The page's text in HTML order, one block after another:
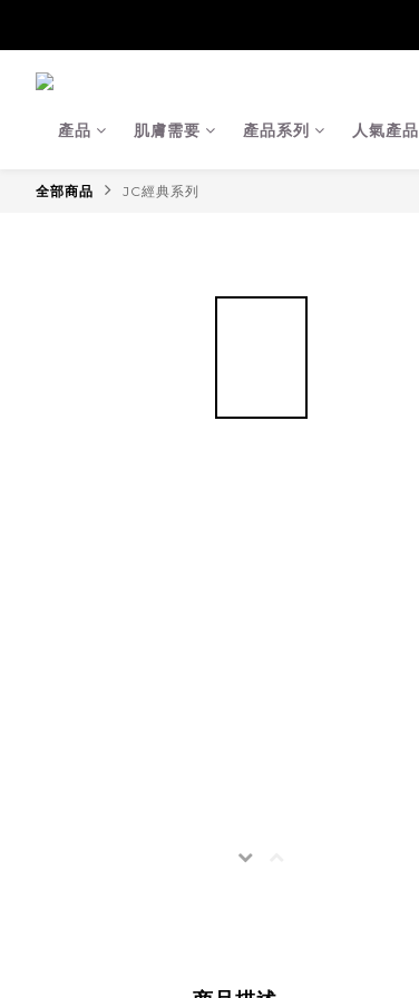
產品 肌膚需要 產品系列 人氣產品
全部商品 JC經典系列